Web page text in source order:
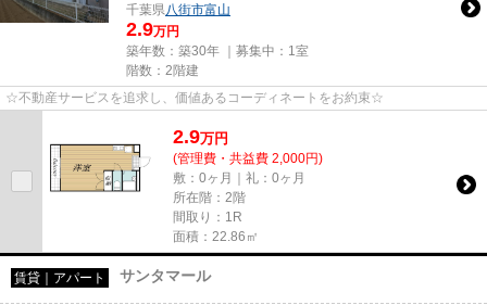
千葉県 八街市富山
2.9万円
築年数：築30年 ｜募集中： 1室
階数：2階建
☆不動産サービスを追求し、価値あるコーディネートをお約束☆
2.9万円
(管理費・共益費 2,000円)
敷：0ヶ月｜礼：0ヶ月
所在階：2階
間取り：1R
面積：22.86㎡
賃貸｜アパート サンタマール